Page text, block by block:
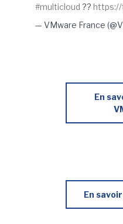
#multicloud ?? https://
— VMware France
En
En